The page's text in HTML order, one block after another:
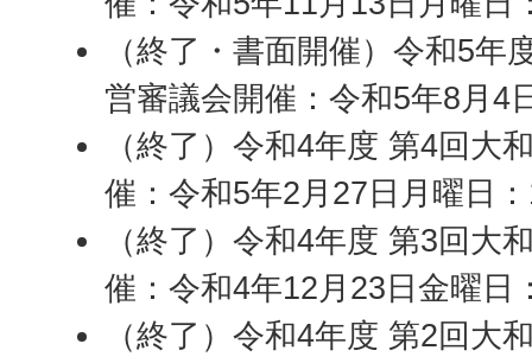
（終了・書面開催）令和5年
営審議会開催：令和5年8月4
（終了）令和4年度 第4回大
催：令和5年2月27日月曜日
（終了）令和4年度 第3回大
催：令和4年12月23日金曜日
（終了）令和4年度 第2回大